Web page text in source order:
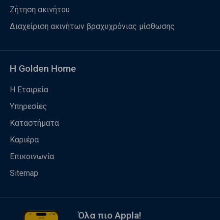
Ζήτηση ακινήτου
Διαχείριση ακινήτων βραχυχρόνιας μίσθωσης
Η Golden Home
Η Εταιρεία
Υπηρεσίες
Καταστήματα
Καριέρα
Επικοινωνία
Sitemap
Όλα πιο Appla!